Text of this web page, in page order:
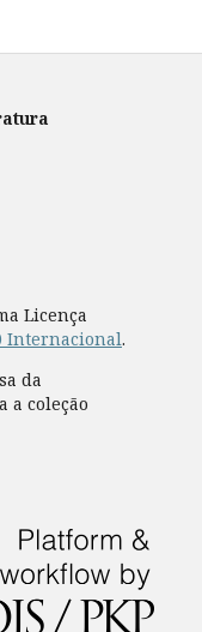
Licença
Internacional.
da
a coleção